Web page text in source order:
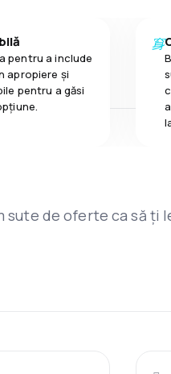
pentru a include
apropiere și
pentru a găsi
de oferte ca să ți